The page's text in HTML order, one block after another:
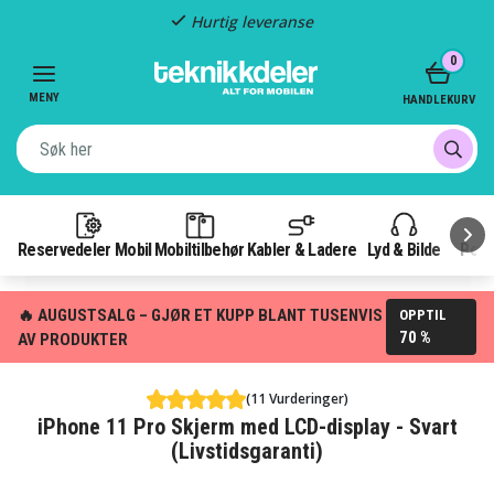
Hurtig leveranse
MENY
Reservedeler Mobil Mobiltilbehør Kabler & Ladere Lyd & Bilde
0
HANDLEKURV
🔥 AUGUSTSALG – GJØR ET KUPP BLANT TUSENVIS
AV PRODUKTER
OPPTIL
70 %
(11 Vurderinger)
iPhone 11 Pro Skjerm med LCD-display - Svart
(Livstidsgaranti)